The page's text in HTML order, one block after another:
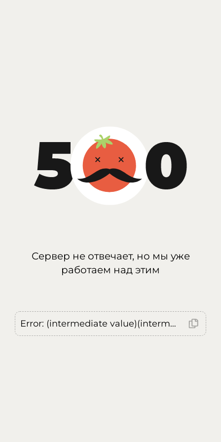
Сервер не отвечает, но мы уже
работаем над этим
Error: (intermediate value)(intermediate value)(intermediate value).replaceAll is not a function